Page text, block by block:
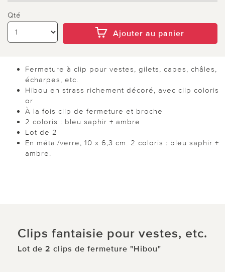
Qté
Ajouter au panier
Fermeture à clip pour vestes, gilets, capes, châles,
écharpes, etc.
Hibou en strass richement décoré, avec clip coloris
or
À la fois clip de fermeture et broche
2 coloris : bleu saphir + ambre
Lot de 2
En métal/verre, 10 x 6,3 cm. 2 coloris : bleu saphir +
ambre.
Clips fantaisie pour vestes, etc.
Lot de 2 clips de fermeture "Hibou"